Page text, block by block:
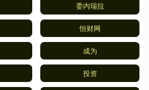
委内瑞拉
恒财网
成为
投资